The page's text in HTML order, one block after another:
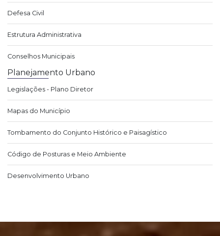
Defesa Civil
Estrutura Administrativa
Conselhos Municipais
Planejamento Urbano
Legislações - Plano Diretor
Mapas do Município
Tombamento do Conjunto Histórico e Paisagístico
Código de Posturas e Meio Ambiente
Desenvolvimento Urbano